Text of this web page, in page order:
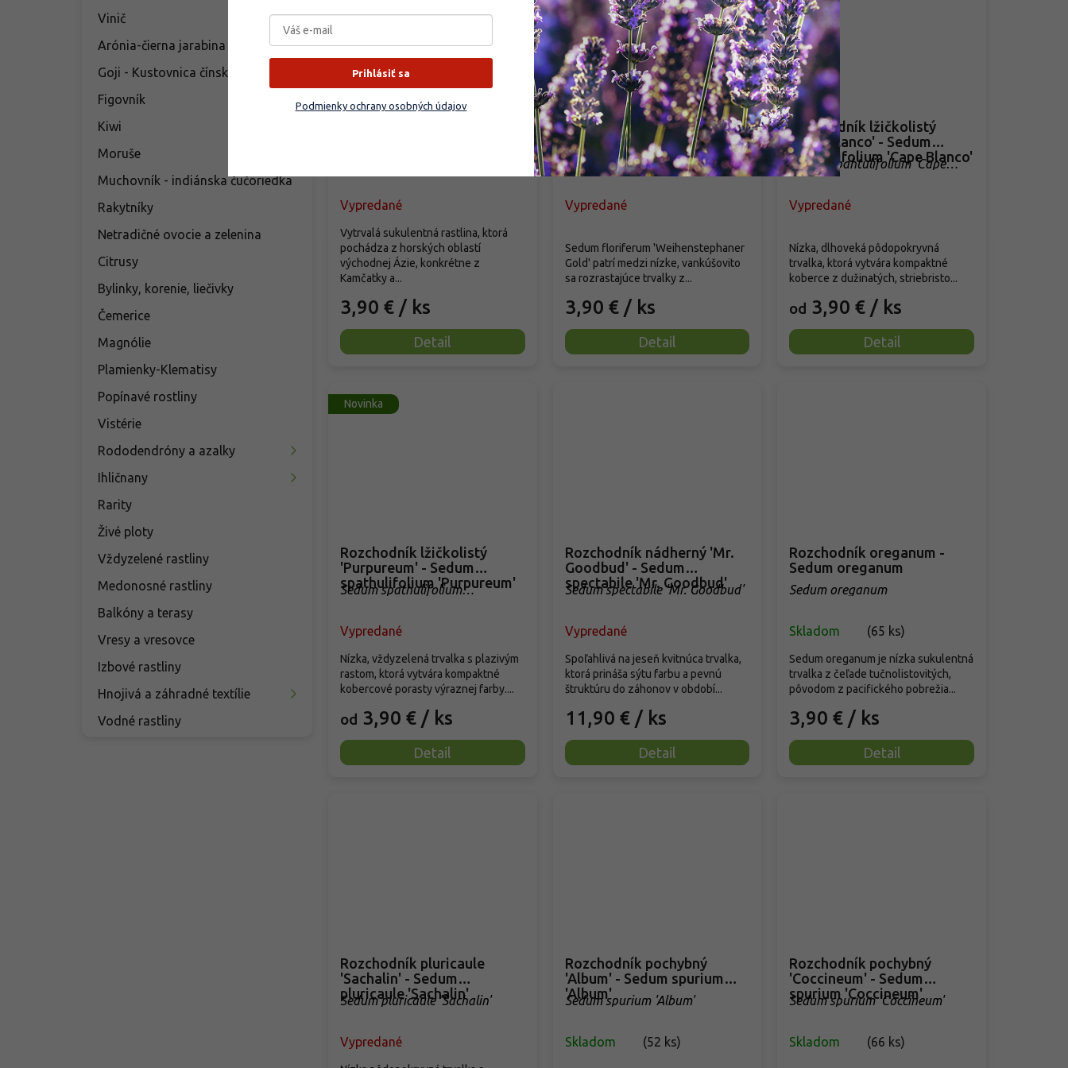
Vinič
Arónia-čierna jarabina
Goji - Kustovnica čínska
Figovník
Kiwi
Moruše
Muchovník - indiánska čučoriedka
Rakytníky
Netradičné ovocie a zelenina
Citrusy
Bylinky, korenie, liečivky
Čemerice
Magnólie
Plamienky-Klematisy
Popínavé rostliny
Vistérie
Rododendróny a azalky
Ihličnany
Rarity
Živé ploty
Vždyzelené rastliny
Medonosné rastliny
Balkóny a terasy
Vresy a vresovce
Izbové rastliny
Hnojivá a záhradné textílie
Vodné rastliny
Vypredané
3,90 € / ks
Detail
Vytrvalá sukulentná rastlina, ktorá
pochádza z horských oblastí
východnej Ázie, konkrétne z
Kamčatky a...
Rozchodník kvetonosný
'Weichenstephaner Gold'
Sedum floriferum
'Weichenstephaner Gold'
Vypredané
3,90 € / ks
Detail
Sedum floriferum 'Weihenstephaner
Gold' patrí medzi nízke, vankúšovito
sa rozrastajúce trvalky z...
Rozchodník lžičkolistý
'Cape Blanco' - Sedum
spathulifolium 'Cape Blanco'
Sedum spahtulifolium 'Cape
Blanco'
Vypredané
od 3,90 € / ks
Detail
Nízka, dlhoveká pôdopokryvná
trvalka, ktorá vytvára kompaktné
koberce z dužinatých, striebristo...
Novinka
Rozchodník lžičkolistý
'Purpureum' - Sedum
spathulifolium 'Purpureum'
Sedum spathulifolium
Vypredané
od 3,90 € / ks
Detail
Nízka, vždyzelená trvalka s plazivým
rastom, ktorá vytvára kompaktné
kobercové porasty výraznej farby....
Rozchodník nádherný 'Mr.
Goodbud' - Sedum
spectabile 'Mr. Goodbud'
Sedum spectabile 'Mr. Goodbud'
Vypredané
11,90 € / ks
Detail
Spoľahlivá na jeseň kvitnúca trvalka,
ktorá prináša sýtu farbu a pevnú
štruktúru do záhonov v období...
Rozchodník oreganum -
Sedum oreganum
Sedum oreganum
Skladom (65 ks)
3,90 € / ks
Detail
Sedum oreganum je nízka sukulentná
trvalka z čeľade tučnolistovitých,
pôvodom z pacifického pobrežia...
Rozchodník pluricaule
'Sachalin' - Sedum
pluricaule 'Sachalin'
Sedum pluricaule 'Sachalin'
Vypredané
Rozchodník pochybný
'Album' - Sedum spurium
'Album'
Sedum spurium 'Album'
Skladom (52 ks)
Rozchodník pochybný
'Coccineum' - Sedum
spurium 'Coccineum'
Sedum spurium 'Coccineum'
Skladom (66 ks)
Prihlásiť sa
Podmienky ochrany osobných údajov